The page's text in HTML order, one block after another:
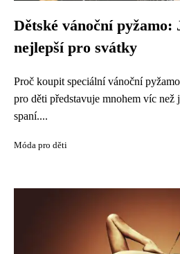
Dětské vánoční
nejlepší pro svátky
Proč koupit speciální vánoční
pro děti představuje mnohem víc než
spaní....
Móda pro děti